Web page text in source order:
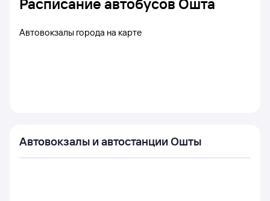
Расписание автобусов Ошта
Автовокзалы города на карте
Автовокзалы и автостанции Ошты